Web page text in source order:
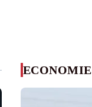
ECONOMIE